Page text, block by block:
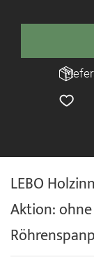
LEBO
Aktion: